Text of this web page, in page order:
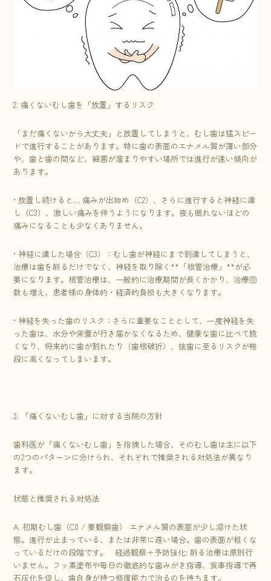
2. 痛くないむし歯を「放置」するリスク
「まだ痛くないから大丈夫」と放置してしまうと、むし歯は猛スピー
ドで進行することがあります。特に歯の表面のエナメル質が薄い部分
や、歯と歯の間など、細菌が溜まりやすい場所では進行が速い傾向が
あります。
• 放置し続けると… 痛みが出始め（C2）、さらに進行すると神経に達
し（C3）、激しい痛みを伴うようになります。夜も眠れないほどの
痛みになることも少なくありません。
• 神経に達した場合（C3）：むし歯が神経にまで到達してしまうと、
治療は歯を削るだけでなく、神経を取り除く**「根管治療」**が必
要になります。根管治療は、一般的に治療期間が長くかかり、治療回
数も増え、患者様の身体的・経済的負担も大きくなります。
• 神経を失った歯のリスク：さらに重要なこととして、一度神経を失
った歯は、水分や栄養が行き届かなくなるため、健康な歯に比べて脆
くなり、将来的に歯が割れたり（歯根破折）、抜歯に至るリスクが格
段に高くなってしまいます。
3. 「痛くないむし歯」に対する当院の方針
歯科医が「痛くないむし歯」を指摘した場合、そのむし歯は主に以下
の2つのパターンに分けられ、それぞれで推奨される対処法が異なり
ます。
状態と推奨される対処法
A. 初期むし歯（C0 / 要観察歯） エナメル質の表面が少し溶けた状
態。進行が止まっている、または非常に遅い場合。歯の表面が粗くな
っているだけの段階です。 経過観察＋予防強化: 削る治療は原則行
いません。フッ素塗布や毎日の徹底的な歯みがき指導、食事指導で再
石灰化を促し、歯自身が持つ修復能力で治るのを待ちます。